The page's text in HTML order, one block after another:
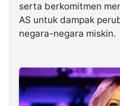
serta berkomitmen
AS untuk dampak
negara-negara miskin.